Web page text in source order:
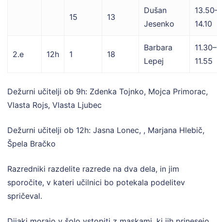
15 13
Dušan
Jesenko
14.10
2.e 12h 1 18
Barbara
Lepej
11.30–
11.55
Dežurni učitelji ob 9h: Zdenka Tojnko, Mojca Primorac,
Vlasta Rojs, Vlasta Ljubec
Dežurni učitelji ob 12h: Jasna Lonec, , Marjana Hlebič,
Špela Bračko
Razredniki razdelite razrede na dva dela, in jim
sporočite, v kateri učilnici bo potekala podelitev
spričeval.